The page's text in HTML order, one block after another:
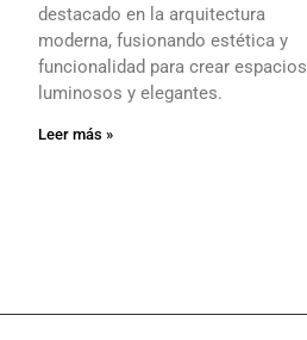
destacado en la arquitectura
moderna, fusionando estética y
funcionalidad para crear espacios
luminosos y elegantes.
Leer más »